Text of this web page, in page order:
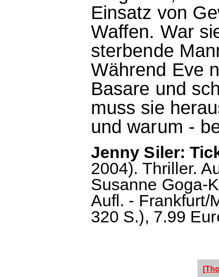
Einsatz von
Waffen. War
sterbende
Während Eve
Basare und
muss sie
und warum -
Jenny Siler:
2004). Thriller.
Susanne Goga-
Aufl. - Frankfurt/
320 S.), 7.99